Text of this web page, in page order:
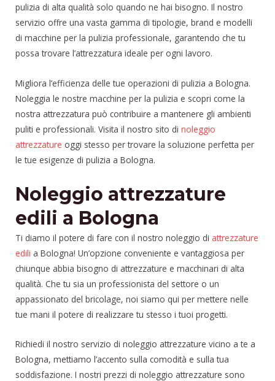
pulizia di alta qualità solo quando ne hai bisogno. Il nostro
servizio offre una vasta gamma di tipologie, brand e modelli
di macchine per la pulizia professionale, garantendo che tu
possa trovare l’attrezzatura ideale per ogni lavoro.
Migliora l’efficienza delle tue operazioni di pulizia a Bologna.
Noleggia le nostre macchine per la pulizia e scopri come la
nostra attrezzatura può contribuire a mantenere gli ambienti
puliti e professionali. Visita il nostro sito di noleggio
attrezzature oggi stesso per trovare la soluzione perfetta per
le tue esigenze di pulizia a Bologna.
Noleggio attrezzature
edili a Bologna
Ti diamo il potere di fare con il nostro noleggio di attrezzature
edili a Bologna! Un’opzione conveniente e vantaggiosa per
chiunque abbia bisogno di attrezzature e macchinari di alta
qualità. Che tu sia un professionista del settore o un
appassionato del bricolage, noi siamo qui per mettere nelle
tue mani il potere di realizzare tu stesso i tuoi progetti.
Richiedi il nostro servizio di noleggio attrezzature vicino a te a
Bologna, mettiamo l’accento sulla comodità e sulla tua
soddisfazione. I nostri prezzi di noleggio attrezzature sono